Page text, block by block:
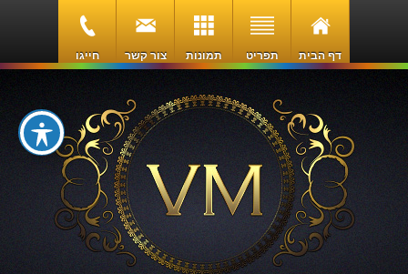
דף הבית תפריט תמונות צור קשר חייגו